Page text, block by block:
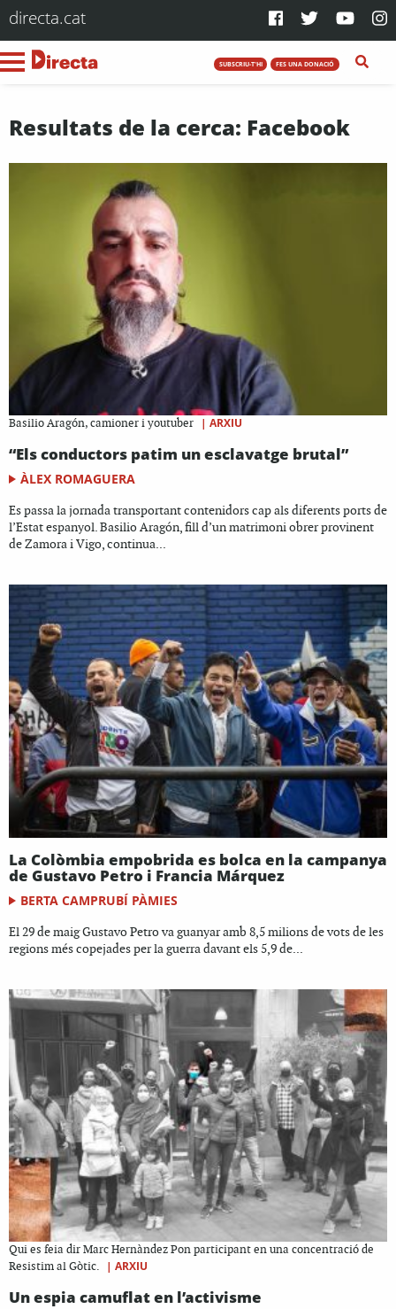
directa.cat
SUBSCRIU-T'HI FES UNA DONACIÓ
Resultats de la cerca: Facebook
Basilio Aragón, camioner i youtuber | ARXIU
“Els conductors patim un esclavatge brutal”
ÀLEX ROMAGUERA
Es passa la jornada transportant contenidors cap als diferents ports de
l’Estat espanyol. Basilio Aragón, fill d’un matrimoni obrer provinent
de Zamora i Vigo, continua...
La Colòmbia empobrida es bolca en la campanya
de Gustavo Petro i Francia Márquez
BERTA CAMPRUBÍ PÀMIES
El 29 de maig Gustavo Petro va guanyar amb 8,5 milions de vots de les
regions més copejades per la guerra davant els 5,9 de...
Qui es feia dir Marc Hernàndez Pon participant en una concentració de
Resistim al Gòtic.
| ARXIU
Un espia camuflat en l’activisme